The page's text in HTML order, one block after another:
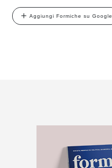
Aggiungi Formiche su Google